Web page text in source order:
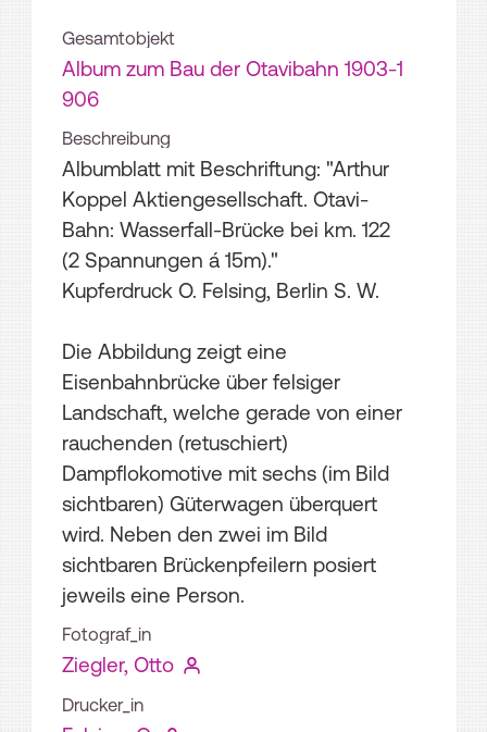
Gesamtobjekt
Album zum Bau der Otavibahn 1903-1
906
Beschreibung
Albumblatt mit Beschriftung: "Arthur
Koppel Aktiengesellschaft. Otavi-
Bahn: Wasserfall-Brücke bei km. 122
(2 Spannungen á 15m)."
Kupferdruck O. Felsing, Berlin S. W.
Die Abbildung zeigt eine
Eisenbahnbrücke über felsiger
Landschaft, welche gerade von einer
rauchenden (retuschiert)
Dampflokomotive mit sechs (im Bild
sichtbaren) Güterwagen überquert
wird. Neben den zwei im Bild
sichtbaren Brückenpfeilern posiert
jeweils eine Person.
Fotograf_in
Ziegler, Otto
Drucker_in